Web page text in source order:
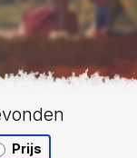
Prijs